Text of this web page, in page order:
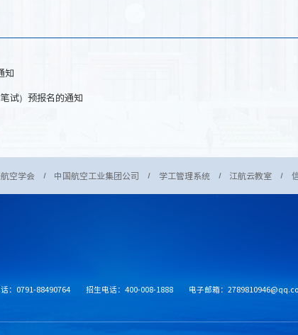
知
试）预报名的通知
空学会 中国航空工业集团公司 学工管理系统 江航云教室
：0791-88490764 招生电话：400-008-1888 电子邮箱：